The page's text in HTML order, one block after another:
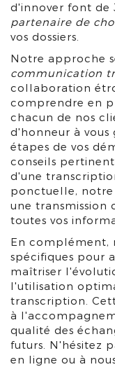
d'innover font de
partenaire de
vos dossiers.
Notre approche
communication
collaboration
comprendre en
chacun de nos
d'honneur à vous
étapes de vos
conseils
d'une
ponctuelle, notre
une transmission
toutes vos
En complément,
spécifiques pour
maîtriser
l'utilisation
transcription.
à
qualité des
futurs. N'hésitez
en ligne ou à